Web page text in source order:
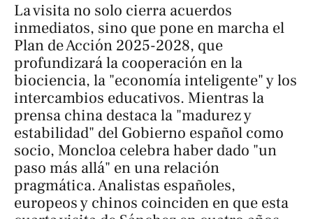
La visita no solo cierra acuerdos
inmediatos, sino que pone en marcha el
Plan de Acción 2025-2028, que
profundizará la cooperación en la
biociencia, la "economía inteligente" y los
intercambios educativos. Mientras la
prensa china destaca la "madurez y
estabilidad" del Gobierno español como
socio, Moncloa celebra haber dado "un
paso más allá" en una relación
pragmática. Analistas españoles,
europeos y chinos coinciden en que esta